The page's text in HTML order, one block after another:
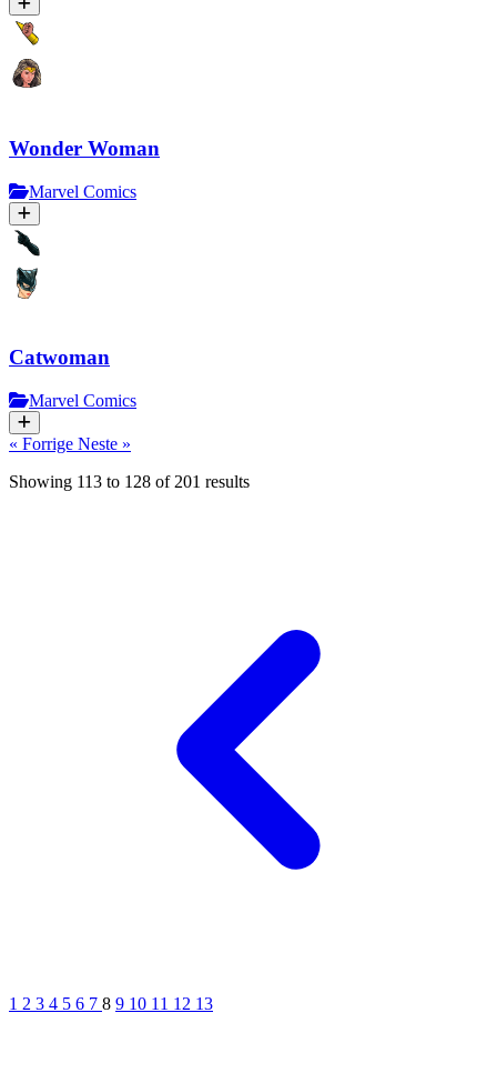
Wonder Woman
Marvel Comics
Catwoman
Marvel Comics
« Forrige Neste »
Showing 113 to 128 of 201 results
1 2 3 4 5 6 7 8 9 10 11 12 13